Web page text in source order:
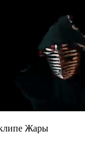
Жары